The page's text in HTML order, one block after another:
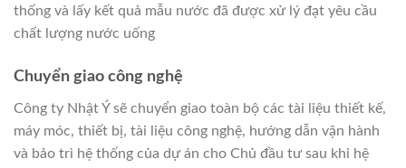
thống và lấy kết quả mẫu nước đã được xử lý đạt yêu cầu
chất lượng nước uống
Chuyển giao công nghệ
Công ty Nhật Ý sẽ chuyển giao toàn bộ các tài liệu thiết kế,
máy móc, thiết bị, tài liệu công nghệ, hướng dẫn vận hành
và bảo trì hệ thống của dự án cho Chủ đầu tư sau khi hệ